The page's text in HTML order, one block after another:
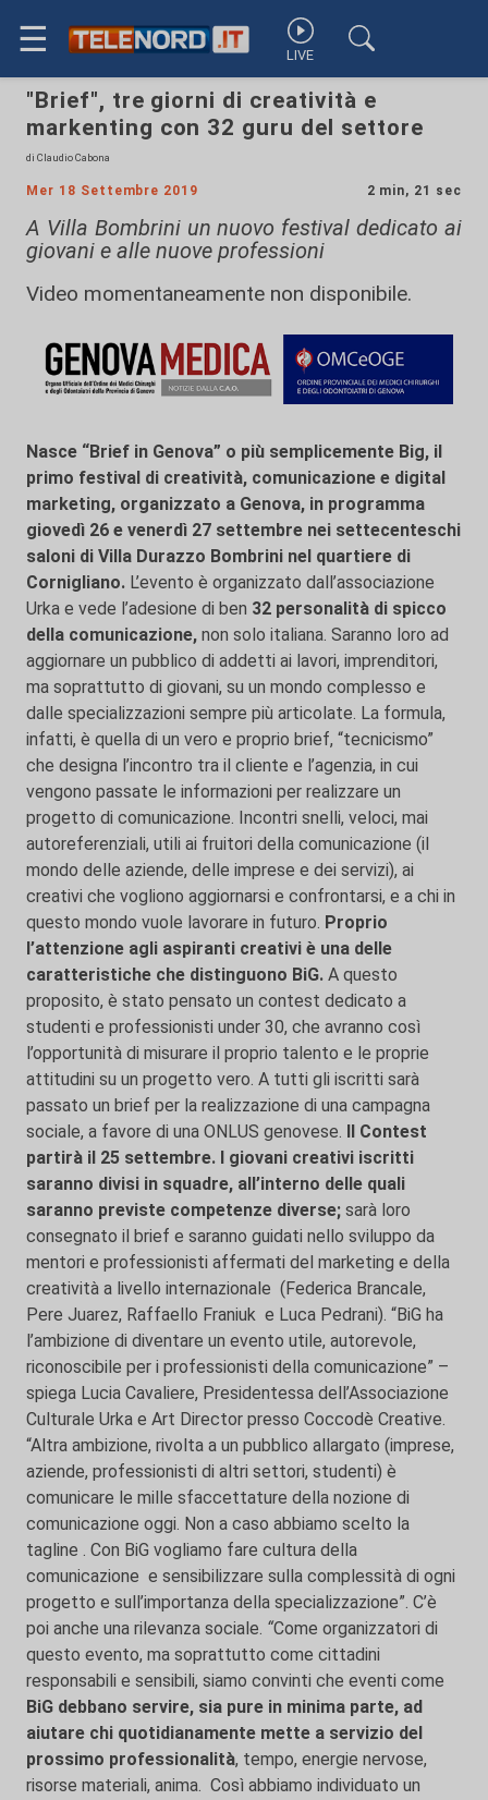
☰ LIVE
"Brief", tre giorni di creatività e
markenting con 32 guru del settore
di Claudio Cabona
Mer 18 Settembre 2019 2 min, 21 sec
A Villa Bombrini un nuovo festival dedicato ai
giovani e alle nuove professioni
Video momentaneamente non disponibile.
Nasce “Brief in Genova” o più semplicemente Big, il
primo festival di creatività, comunicazione e digital
marketing, organizzato a Genova, in programma
giovedì 26 e venerdì 27 settembre nei settecenteschi
saloni di Villa Durazzo Bombrini nel quartiere di
Cornigliano. L’evento è organizzato dall’associazione
Urka e vede l’adesione di ben 32 personalità di spicco
della comunicazione, non solo italiana. Saranno loro ad
aggiornare un pubblico di addetti ai lavori, imprenditori,
ma soprattutto di giovani, su un mondo complesso e
dalle specializzazioni sempre più articolate. La formula,
infatti, è quella di un vero e proprio brief, “tecnicismo”
che designa l’incontro tra il cliente e l’agenzia, in cui
vengono passate le informazioni per realizzare un
progetto di comunicazione. Incontri snelli, veloci, mai
autoreferenziali, utili ai fruitori della comunicazione (il
mondo delle aziende, delle imprese e dei servizi), ai
creativi che vogliono aggiornarsi e confrontarsi, e a chi in
questo mondo vuole lavorare in futuro. Proprio
l’attenzione agli aspiranti creativi è una delle
caratteristiche che distinguono BiG. A questo
proposito, è stato pensato un contest dedicato a
studenti e professionisti under 30, che avranno così
l’opportunità di misurare il proprio talento e le proprie
attitudini su un progetto vero. A tutti gli iscritti sarà
passato un brief per la realizzazione di una campagna
sociale, a favore di una ONLUS genovese. Il Contest
partirà il 25 settembre. I giovani creativi iscritti
saranno divisi in squadre, all’interno delle quali
saranno previste competenze diverse; sarà loro
consegnato il brief e saranno guidati nello sviluppo da
mentori e professionisti affermati del marketing e della
creatività a livello internazionale (Federica Brancale,
Pere Juarez, Raffaello Franiuk e Luca Pedrani). “BiG ha
l’ambizione di diventare un evento utile, autorevole,
riconoscibile per i professionisti della comunicazione” –
spiega Lucia Cavaliere, Presidentessa dell’Associazione
Culturale Urka e Art Director presso Coccodè Creative.
“Altra ambizione, rivolta a un pubblico allargato (imprese,
aziende, professionisti di altri settori, studenti) è
comunicare le mille sfaccettature della nozione di
comunicazione oggi. Non a caso abbiamo scelto la
tagline . Con BiG vogliamo fare cultura della
comunicazione e sensibilizzare sulla complessità di ogni
progetto e sull’importanza della specializzazione”. C’è
poi anche una rilevanza sociale. “Come organizzatori di
questo evento, ma soprattutto come cittadini
responsabili e sensibili, siamo convinti che eventi come
BiG debbano servire, sia pure in minima parte, ad
aiutare chi quotidianamente mette a servizio del
prossimo professionalità, tempo, energie nervose,
risorse materiali, anima. Così abbiamo individuato un